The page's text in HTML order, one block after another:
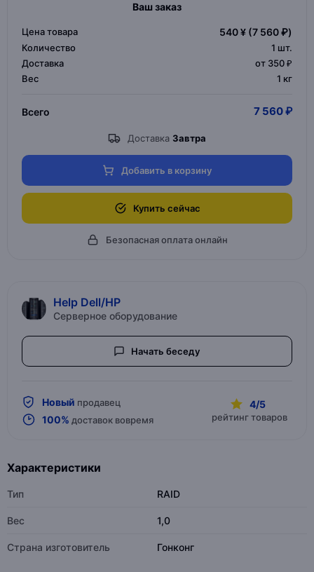
Ваш заказ
Цена товара 540 ¥ (7 560 ₽)
Количество 1 шт.
Доставка
от 350 ₽
Вес
1 кг
Всего 7 560 ₽
Доставка Завтра
Добавить в корзину
Купить сейчас
Безопасная оплата онлайн
Help Dell/HP
Серверное оборудование
Начать беседу
Новый продавец
100% доставок вовремя
4/5
рейтинг товаров
Характеристики
Тип RAID
Вес 1,0
Страна изготовитель Гонконг